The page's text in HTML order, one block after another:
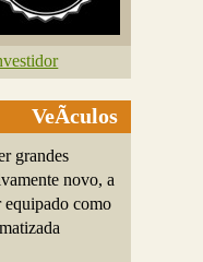
VeÃ­culos
grandes
novo, a
como